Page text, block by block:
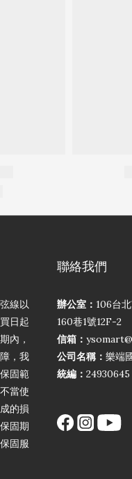
線以
日起
內，
，我
固範
當使
的損
固期
固服
聯絡我們
辦公室： 106台
160巷1號12F-2
信箱：
公司名稱： 樂端
統編： 24930645